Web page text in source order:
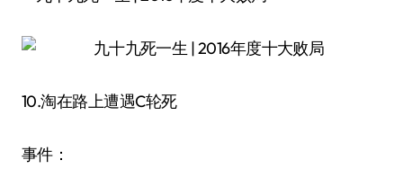
10.淘在路上遭遇C轮死
事件：